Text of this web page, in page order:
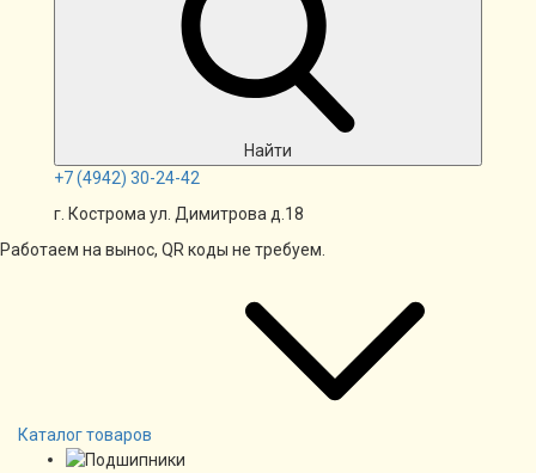
Найти
+7(4942) 30-24-42
г. Кострома ул. Димитрова д.18
Работаем на вынос, QR коды не требуем.
Каталог товаров